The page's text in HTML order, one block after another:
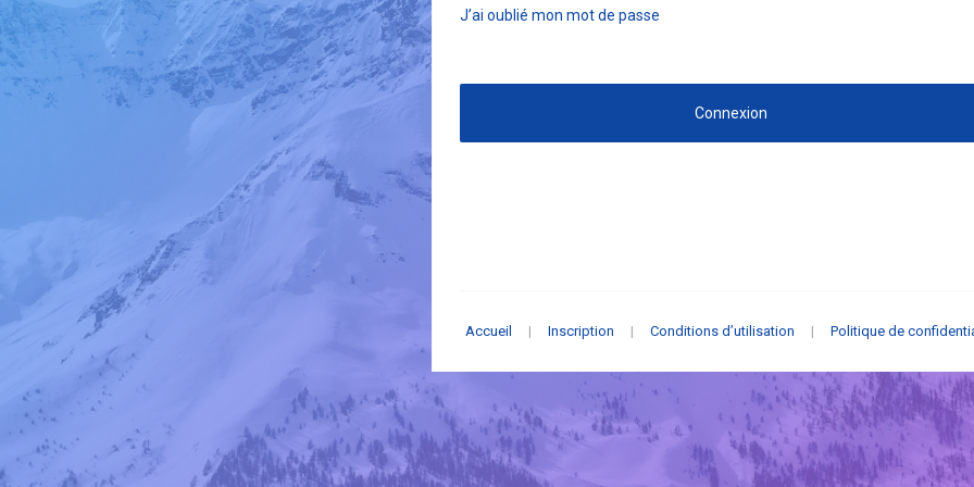
J’ai oublié mon mot de passe
Connexion
Accueil | Inscription | Conditions d’utilisation | Politique de